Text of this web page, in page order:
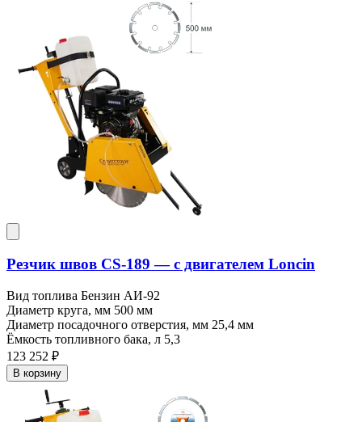
Резчик швов CS-189 — c двигателем Loncin
Вид топлива Бензин АИ-92
Диаметр круга, мм 500 мм
Диаметр посадочного отверстия, мм 25,4 мм
Ёмкость топливного бака, л 5,3
123 252 ₽
В корзину